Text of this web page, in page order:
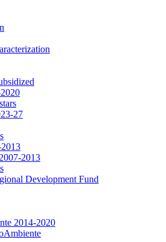
27
2013
Development Fund
2014-2020